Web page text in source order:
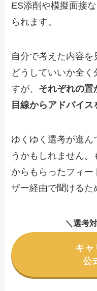
ES添削や模擬面接
られます。
自分で考えた内容
どうしていいか全
すが、 それぞれの置
目線からアドバイ
ゆくゆく選考が進ん
うかもしれません
からもらったフィー
ザー経由で聞けるた
＼選考
キャ
公